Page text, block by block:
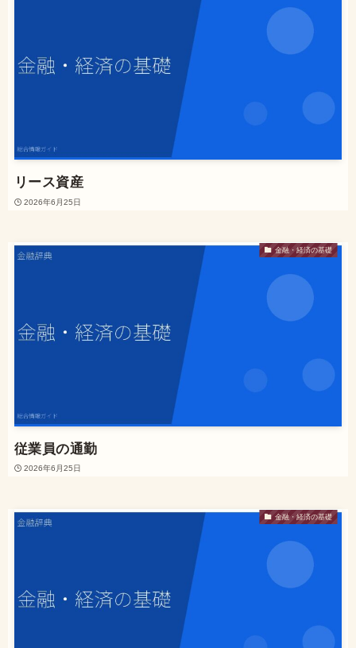
リース資産
2026年6月25日
金融・経済の基礎
従業員の通勤
2026年6月25日
金融・経済の基礎